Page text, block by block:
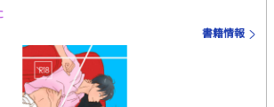
書籍情報